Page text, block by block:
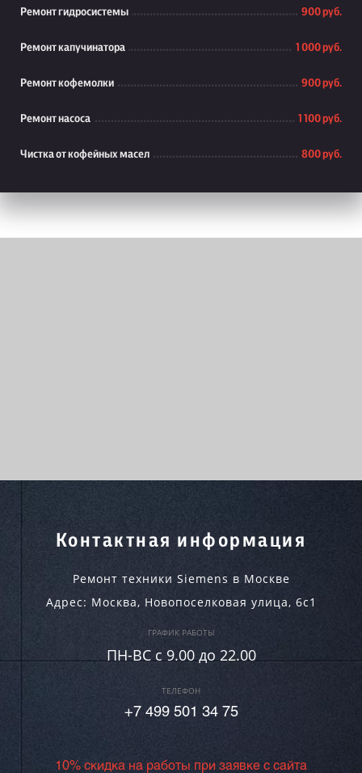
Ремонт гидросистемы 900 руб.
Ремонт капучинатора 1 000 руб.
Ремонт кофемолки 900 руб.
Ремонт насоса 1 100 руб.
Чистка от кофейных масел 800 руб.
Контактная информация
Ремонт техники Siemens в Москве
Адрес: Москва, Новопоселковая улица, 6с1
ГРАФИК РАБОТЫ
ПН-ВC c 9.00 до 22.00
ТЕЛЕФОН
+7 499 501 34 75
10% скидка на работы при заявке с сайта